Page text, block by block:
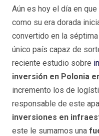
Aún es hoy el día en
como su era dorada
convertido en la
único país capaz de
reciente estudio sobre
inversión en Polonia
incremento los de
responsable de este
inversiones en
este le sumamos una